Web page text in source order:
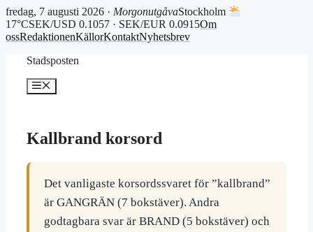
fredag, 7 augusti 2026 · MorgonutgåvaStockholm
17°CSEK/USD 0.1057 · SEK/EUR 0.0915Om
ossRedaktionenKällorKontaktNyhetsbrev
Stadsposten
Meny
Kallbrand korsord
Det vanligaste korsordssvaret för ”kallbrand”
är GANGRÄN (7 bokstäver). Andra
godtagbara svar är BRAND (5 bokstäver) och